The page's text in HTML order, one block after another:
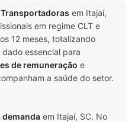
Transportadoras em Itajaí,
em regime CLT e
12 meses, totalizando
essencial para
de remuneração e
a saúde do setor.
em Itajaí, SC. No